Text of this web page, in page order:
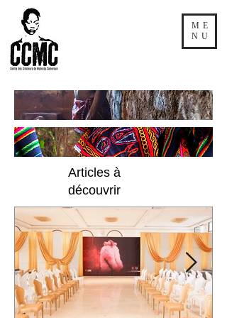
ME
NU
Articles à
découvrir